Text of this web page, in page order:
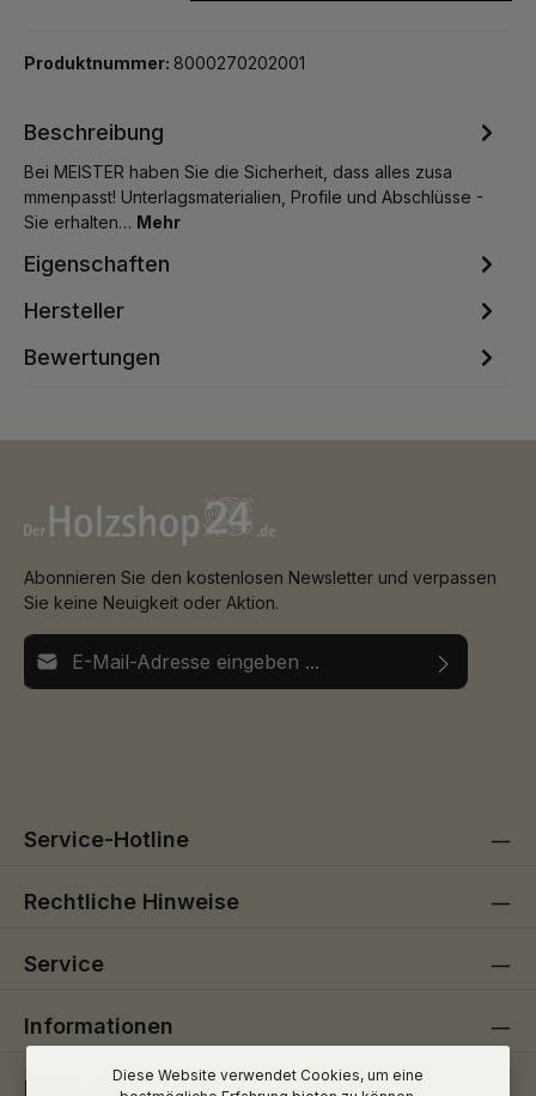
Produktnummer: 8000270202001
Beschreibung
Bei MEISTER haben Sie die Sicherheit, dass alles zusa
mmenpasst! Unterlagsmaterialien, Profile und Abschlüsse -
Sie erhalten… Mehr
Eigenschaften
Hersteller
Bewertungen
Abonnieren Sie den kostenlosen Newsletter und verpassen
Sie keine Neuigkeit oder Aktion.
E-Mail-Adresse*
Service-Hotline
Rechtliche Hinweise
Service
Informationen
Folge uns
Diese Website verwendet Cookies, um eine